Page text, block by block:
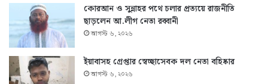
কোরআন ও সুন্নাহর পথে চলার প্রত্যয়ে রাজনীতি
ছাড়লেন আ.লীগ নেতা রব্বানী
আগস্ট ৬, ২০২৬
ইয়াবাসহ গ্রেপ্তার স্বেচ্ছাসেবক দল নেতা বহিষ্কার
আগস্ট ৬, ২০২৬